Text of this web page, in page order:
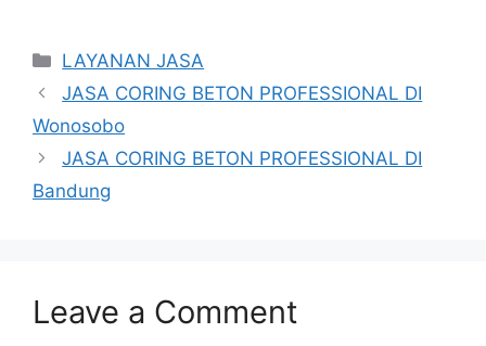
Categories
LAYANAN JASA
JASA CORING BETON PROFESSIONAL DI
Wonosobo
JASA CORING BETON PROFESSIONAL DI
Bandung
Leave a Comment